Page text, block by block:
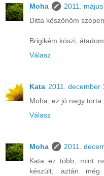
Moha
2011.
Ditta köszönöm
Brigikém köszi,
Válasz
Kata 2011. december
Moha, ez jó nagy torta
Válasz
Moha
2011.
Kata ez több, mint
készült, aztán